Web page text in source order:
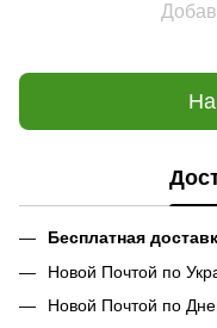
Бесплатная
Новой Почтой по
Новой Почтой по